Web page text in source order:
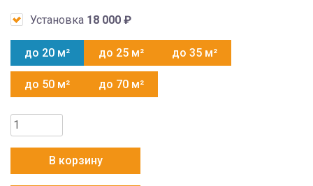
Установка 18 000 ₽
до 20 м² до 25 м² до 35 м²
до 50 м² до 70 м²
Количество
товара
FeRRUM
FIS07F2С/FOS07F2С
В корзину